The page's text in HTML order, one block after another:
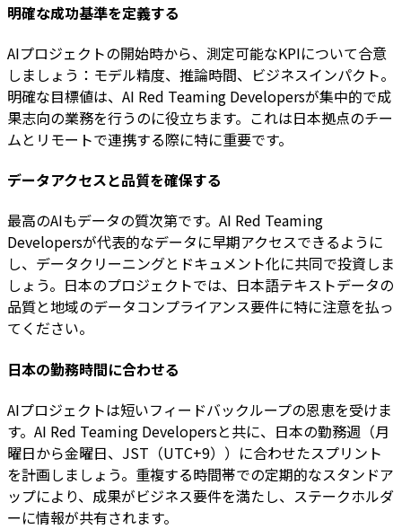
明確な成功基準を定義する
AIプロジェクトの開始時から、測定可能なKPIについて合意
しましょう：モデル精度、推論時間、ビジネスインパクト。
明確な目標値は、AI Red Teaming Developersが集中的で成
果志向の業務を行うのに役立ちます。これは日本拠点のチー
ムとリモートで連携する際に特に重要です。
データアクセスと品質を確保する
最高のAIもデータの質次第です。AI Red Teaming
Developersが代表的なデータに早期アクセスできるように
し、データクリーニングとドキュメント化に共同で投資しま
しょう。日本のプロジェクトでは、日本語テキストデータの
品質と地域のデータコンプライアンス要件に特に注意を払っ
てください。
日本の勤務時間に合わせる
AIプロジェクトは短いフィードバックループの恩恵を受けま
す。AI Red Teaming Developersと共に、日本の勤務週（月
曜日から金曜日、JST（UTC+9））に合わせたスプリント
を計画しましょう。重複する時間帯での定期的なスタンドア
ップにより、成果がビジネス要件を満たし、ステークホルダ
ーに情報が共有されます。